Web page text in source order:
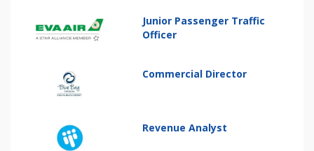
Junior Passenger Traffic
Officer
Commercial Director
Revenue Analyst